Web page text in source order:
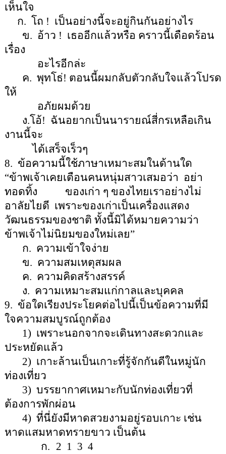
เห็นใจ
ก. โถ ! เป็นอย่างนี้จะอยู่กินกันอย่างไร
ข. อ้าว ! เธออีกแล้วหรือ คราวนี้เดือดร้อน
เรื่อง
อะไรอีกล่ะ
ค. พุทโธ่! ตอนนี้ผมกลับตัวกลับใจแล้วโปรด
ให้
อภัยผมด้วย
ง.โอ้! ฉันอยากเป็นนารายณ์สี่กรเหลือเกิน
งานนี้จะ
ได้เสร็จเร็วๆ
8. ข้อความนี้ใช้ภาษาเหมาะสมในด้านใด
“ข้าพเจ้าเคยเตือนคนหนุ่มสาวเสมอว่า อย่า
ทอดทิ้ง
ของเก่า ๆ ของไทยเราอย่างไม่
อาลัยไยดี เพราะของเก่าเป็นเครื่องแสดง
วัฒนธรรมของชาติ ทั้งนี้มิได้หมายความว่า
ข้าพเจ้าไม่นิยมของใหม่เลย”
ก. ความเข้าใจง่าย
ข. ความสมเหตุสมผล
ค. ความคิดสร้างสรรค์
ง. ความเหมาะสมแก่กาลและบุคคล
9. ข้อใดเรียงประโยคต่อไปนี้เป็นข้อความที่มี
ใจความสมบูรณ์ถูกต้อง
1) เพราะนอกจากจะเดินทางสะดวกและ
ประหยัดแล้ว
2) เกาะล้านเป็นเกาะที่รู้จักกันดีในหมู่นัก
ท่องเที่ยว
3) บรรยากาศเหมาะกับนักท่องเที่ยวที่
ต้องการพักผ่อน
4) ที่นี่ยังมีหาดสวยงามอยู่รอบเกาะ เช่น
หาดแสมหาดทรายขาว เป็นต้น
ก. 2 1 3 4